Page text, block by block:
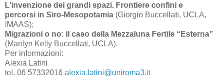
L’invenzione dei grandi spazi. Frontiere confini e
percorsi in Siro-Mesopotamia (Giorgio Buccellati, UCLA,
IMAAS);
Migrazioni o no: il caso della Mezzaluna Fertile “Esterna”
(Marilyn Kelly Buccellati, UCLA).
Per informazioni:
Alexia Latini
tel. 06 57332016 alexia.latini@uniroma3.it